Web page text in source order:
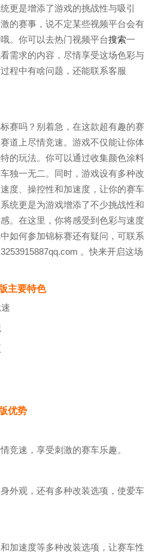
更是增添了游戏的挑战性与吸引
的赛事，说不定某些视频平台会有
。你可以去热门视频平台搜索一
需求的内容，尽情享受这场色彩与
程中有啥问题，还能联系客服
赛吗？别着急，在这款超有趣的赛
道上尽情竞速。游戏不仅能让你体
的玩法。你可以通过收集颜色涂料
独一无二。同时，游戏设有多种改
度、操控性和加速度，让你的赛车
统更是为游戏增添了不少挑战性和
。在这里，你将感受到色彩与速度
如何参加锦标赛还有疑问，可联系
。快来开启这场
主要特色
优势
竞速，享受刺激的赛车乐趣。
外观，还有多种改装选项，使爱车
加速度等多种改装选项，让赛车性